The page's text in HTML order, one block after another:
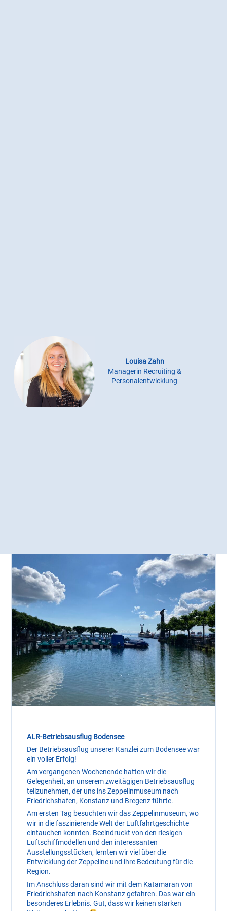
Louisa Zahn
Managerin Recruiting &
Personalentwicklung
ALR-Betriebsausflug Bodensee
Der Betriebsausflug unserer Kanzlei zum Bodensee war
ein voller Erfolg!
Am vergangenen Wochenende hatten wir die
Gelegenheit, an unserem zweitägigen Betriebsausflug
teilzunehmen, der uns ins Zeppelinmuseum nach
Friedrichshafen, Konstanz und Bregenz führte.
Am ersten Tag besuchten wir das Zeppelinmuseum, wo
wir in die faszinierende Welt der Luftfahrtgeschichte
eintauchen konnten. Beeindruckt von den riesigen
Luftschiffmodellen und den interessanten
Ausstellungsstücken, lernten wir viel über die
Entwicklung der Zeppeline und ihre Bedeutung für die
Region.
Im Anschluss daran sind wir mit dem Katamaran von
Friedrichshafen nach Konstanz gefahren. Das war ein
besonderes Erlebnis. Gut, dass wir keinen starken